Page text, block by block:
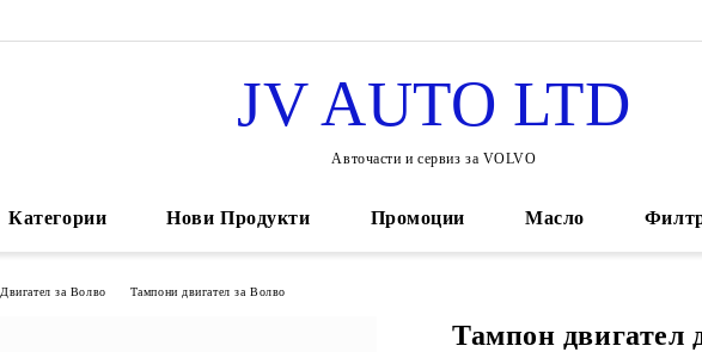
JV AUTO LTD
Авточасти и сервиз за VOLVO
Категории Нови Продукти Промоции Масло
Двигател за Волво Тампони двигател за Волво
Тампон двигател